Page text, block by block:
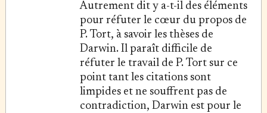
Autrement dit y a-t-il des éléments
pour réfuter le cœur du propos de
P. Tort, à savoir les thèses de
Darwin. Il paraît difficile de
réfuter le travail de P. Tort sur ce
point tant les citations sont
limpides et ne souffrent pas de
contradiction, Darwin est pour le